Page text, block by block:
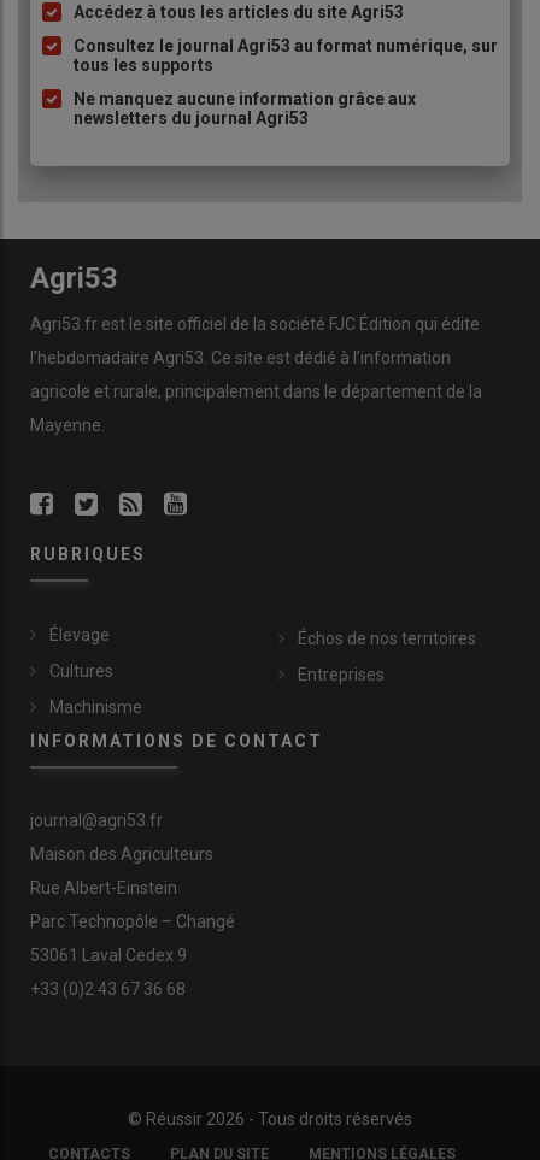
Liste
à
puce
Accédez à tous les articles du site Agri53
Consultez le journal Agri53 au format numérique, sur
tous les supports
Ne manquez aucune information grâce aux
newsletters du journal Agri53
Agri53
Agri53.fr est le site officiel de la société FJC Édition qui édite
l’hebdomadaire Agri53. Ce site est dédié à l’information
agricole et rurale, principalement dans le département de la
Mayenne.
RUBRIQUES
Élevage
Cultures
Machinisme
Échos de nos territoires
Entreprises
INFORMATIONS DE CONTACT
journal@agri53.fr
Maison des Agriculteurs
Rue Albert-Einstein
Parc Technopôle – Changé
53061 Laval Cedex 9
+33 (0)2 43 67 36 68
© Réussir 2026 - Tous droits réservés
FOOTER
CONTACTS PLAN DU SITE MENTIONS LÉGALES